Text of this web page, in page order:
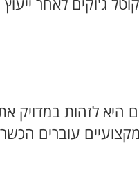
ג'וקים לאחר
היא לזהות במדויק
עוברים